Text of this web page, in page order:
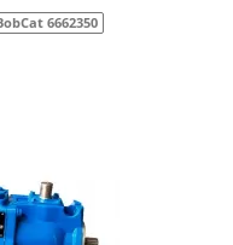
6662350